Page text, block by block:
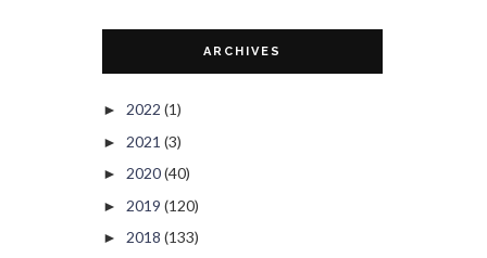
ARCHIVES
► 2022 (1)
► 2021 (3)
► 2020(40)
► 2019 (120)
► 2018 (133)